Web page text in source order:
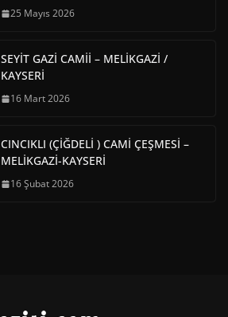
25 Mayıs 2026
SEYİT GAZİ CAMİİ – MELİKGAZİ /
KAYSERİ
16 Mart 2026
CINCIKLI (ÇİĞDELİ ) CAMİ ÇEŞMESİ –
MELİKGAZİ-KAYSERİ
16 Şubat 2026